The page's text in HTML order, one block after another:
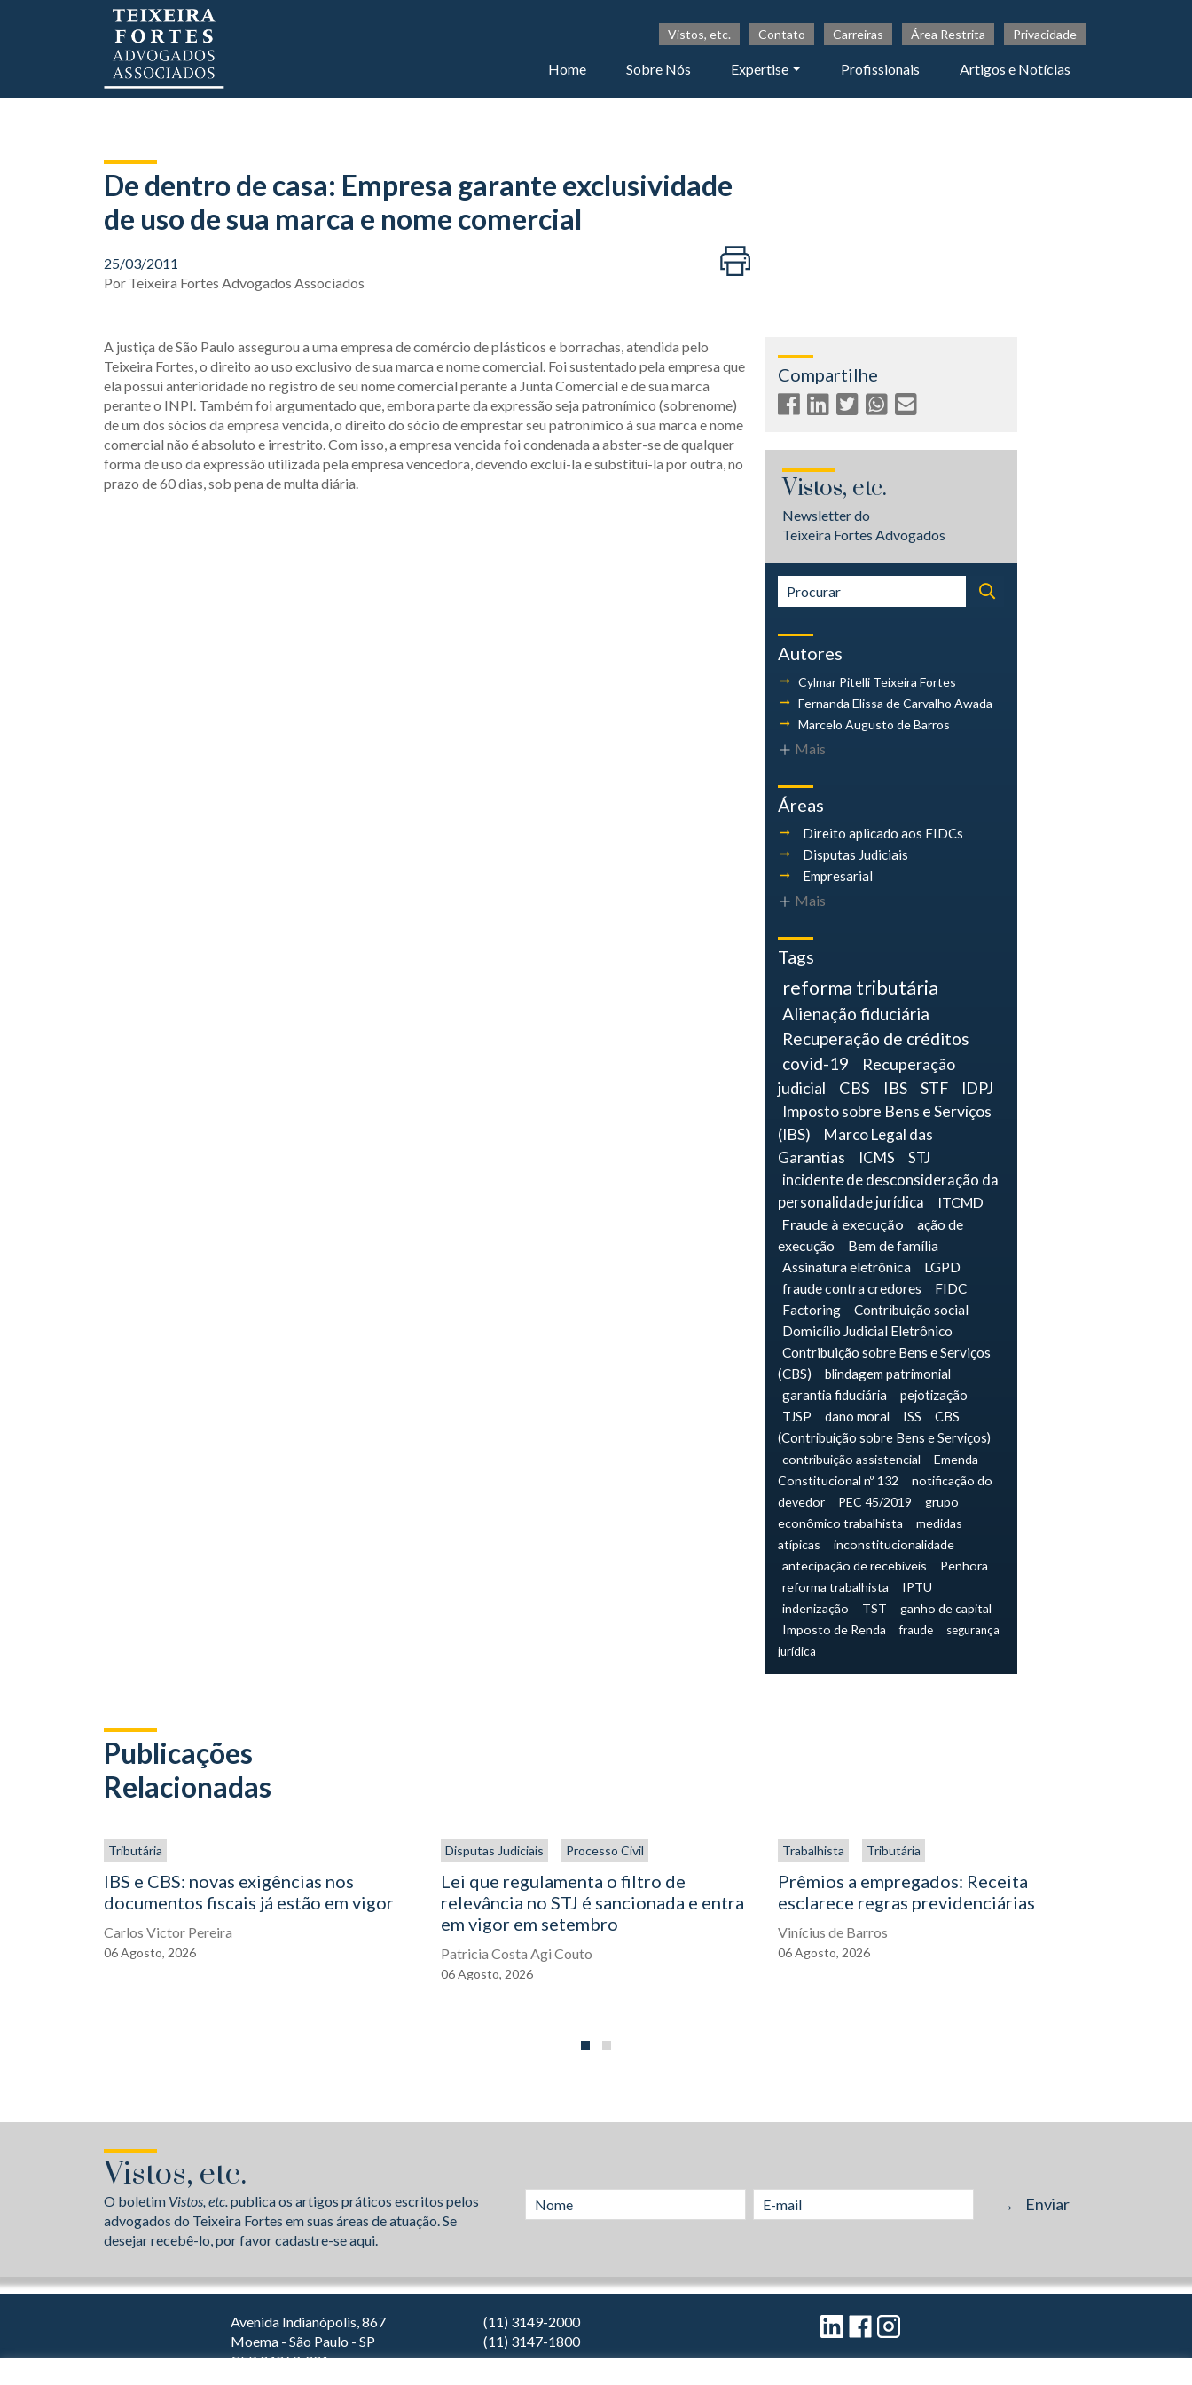
Vistos, etc. Contato Carreiras Área Restrita Privacidade
Home Sobre Nós Expertise Profissionais Artigos e Notícias
De dentro de casa: Empresa garante exclusividade
de uso de sua marca e nome comercial
25/03/2011
Por Teixeira Fortes Advogados Associados
A justiça de São Paulo assegurou a uma empresa de comércio de plásticos e borrachas, atendida pelo
Teixeira Fortes, o direito ao uso exclusivo de sua marca e nome comercial. Foi sustentado pela empresa que
ela possui anterioridade no registro de seu nome comercial perante a Junta Comercial e de sua marca
perante o INPI. Também foi argumentado que, embora parte da expressão seja patronímico (sobrenome)
de um dos sócios da empresa vencida, o direito do sócio de emprestar seu patronímico à sua marca e nome
comercial não é absoluto e irrestrito. Com isso, a empresa vencida foi condenada a abster-se de qualquer
forma de uso da expressão utilizada pela empresa vencedora, devendo excluí-la e substituí-la por outra, no
prazo de 60 dias, sob pena de multa diária.
Compartilhe
Vistos, etc.
Newsletter do
Teixeira Fortes Advogados
Autores
Cylmar Pitelli Teixeira Fortes
Fernanda Elissa de Carvalho Awada
Marcelo Augusto de Barros
Mais
Áreas
Direito aplicado aos FIDCs
Disputas Judiciais
Empresarial
Mais
Tags
reforma tributária
Alienação fiduciária
Recuperação de créditos
covid-19
Recuperação
judicial
CBS IBS STF
IDPJ
Imposto sobre Bens e Serviços
(IBS)
Marco Legal das
Garantias
ICMS
STJ
incidente de desconsideração da
personalidade jurídica
ITCMD
Fraude à execução
ação de
execução
Bem de família
Assinatura eletrônica
LGPD
fraude contra credores
FIDC
Factoring
Contribuição social
Domicílio Judicial Eletrônico
Contribuição sobre Bens e Serviços
(CBS)
blindagem patrimonial
garantia fiduciária
pejotização
TJSP
dano moral ISS
CBS
(Contribuição sobre Bens e Serviços)
contribuição assistencial
Emenda
Constitucional nº 132
notificação do
devedor
PEC 45/2019
grupo
econômico trabalhista
medidas
atípicas
inconstitucionalidade
antecipação de recebíveis
Penhora
reforma trabalhista
IPTU
indenização
TST
ganho de capital
Imposto de Renda
fraude
segurança
jurídica
Publicações
Relacionadas
Tributária
IBS e CBS: novas exigências nos
documentos fiscais já estão em vigor
Carlos Victor Pereira
06Agosto, 2026
Disputas Judiciais Processo Civil
Lei que regulamenta o filtro de
relevância no STJ é sancionada e entra
em vigor em setembro
Patricia Costa Agi Couto
06Agosto, 2026
Trabalhista Tributária
Prêmios a empregados: Receita
esclarece regras previdenciárias
Vinícius de Barros
06Agosto, 2026
Vistos, etc.
O boletim Vistos, etc.publica os artigos práticos escritos pelos
advogados do Teixeira Fortes em suas áreas de atuação. Se
desejar recebê-lo, por favor cadastre-se aqui.
Avenida Indianópolis, 867
Moema - São Paulo - SP
CEP 04063-001
(11) 3149-2000
(11) 3147-1800